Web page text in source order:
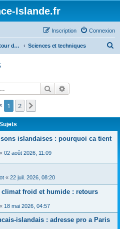
Islande.fr
Connexion
Inscription
Discussions autour de l'Islande Sciences et techniques
c
Rechercher
1 2
islandaises : pourquoi ca tient
« 02 août 2026, 11:09
« 22 juil. 2026, 08:20
froid et humide : retours
« 18 mai 2026, 04:57
islandais : adresse pro a Paris